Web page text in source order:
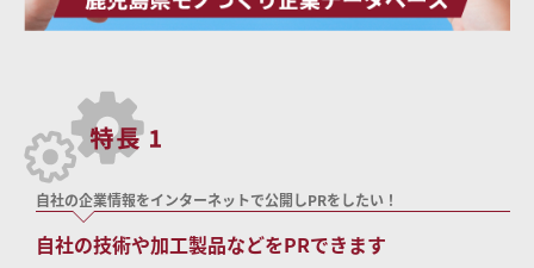
自社の企業情報をインターネットで公開しPRをしたい！
自社の技術や加工製品などをPRできます